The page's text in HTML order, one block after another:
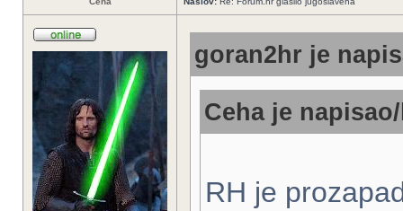
goran2hr je
Ceha je
RH je